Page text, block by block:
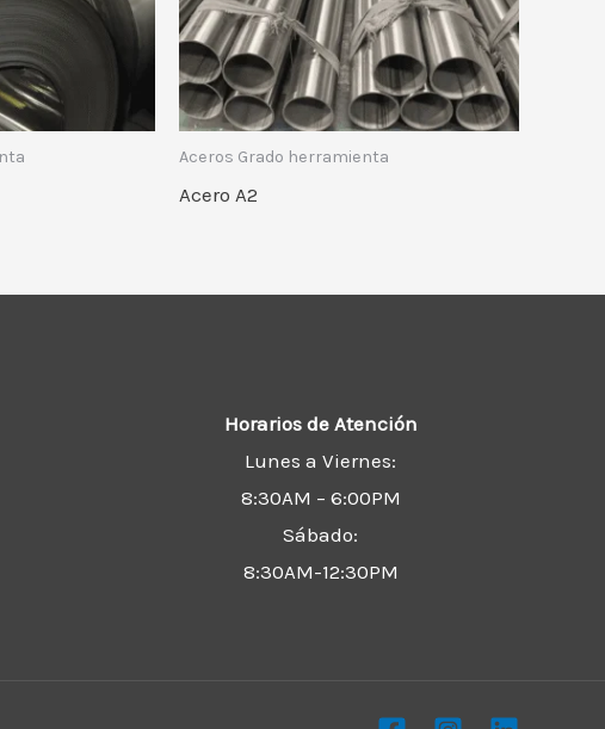
Aceros Grado herramienta
Acero A2
Horarios de Atención
Lunes a Viernes:
8:30AM – 6:00PM
Sábado:
8:30AM-12:30PM